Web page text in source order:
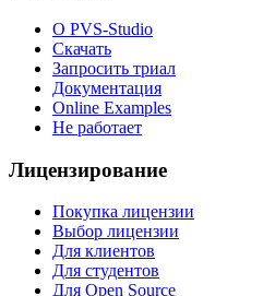
О PVS-Studio
Скачать
Запросить триал
Документация
Online Examples
Не работает
Лицензирование
Покупка лицензии
Выбор лицензии
Для клиентов
Для студентов
Для Open Source